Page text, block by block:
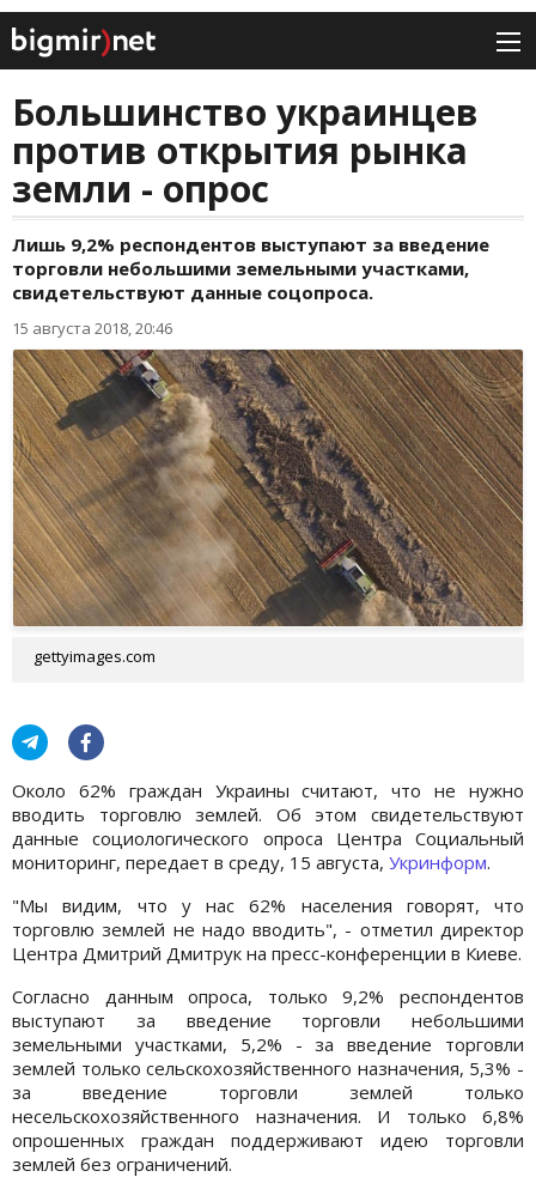
Большинство украинцев
против открытия рынка
земли - опрос
Лишь 9,2% респондентов выступают за введение
торговли небольшими земельными участками,
свидетельствуют данные соцопроса.
15 августа 2018, 20:46
gettyimages.com
Около 62% граждан Украины считают, что не нужно
вводить торговлю землей. Об этом свидетельствуют
данные социологического опроса Центра Социальный
мониторинг, передает в среду, 15 августа, Укринформ.
"Мы видим, что у нас 62% населения говорят, что
торговлю землей не надо вводить", - отметил директор
Центра Дмитрий Дмитрук на пресс-конференции в Киеве.
Согласно данным опроса, только 9,2% респондентов
выступают за введение торговли небольшими
земельными участками, 5,2% - за введение торговли
землей только сельскохозяйственного назначения, 5,3% -
за введение торговли землей только
несельскохозяйственного назначения. И только 6,8%
опрошенных граждан поддерживают идею торговли
землей без ограничений.